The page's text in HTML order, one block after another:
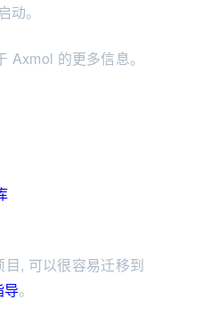
动。
Axmol 的更多信息。
, 可以很容易迁移到
导。